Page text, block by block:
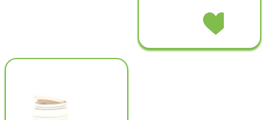
BIOCLIN
60CPR
Acquista BIOCLIN
BIO
60CPR